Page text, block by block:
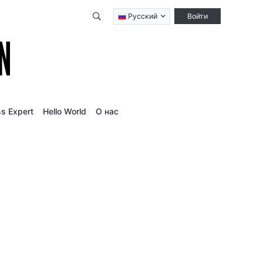
Qidirish Русский Войти
Expert Hello World О нас